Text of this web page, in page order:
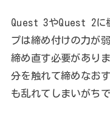
Quest 3やQuest 2に
プは締め付けの力が
締め直す必要があり
分を触れて締めなお
も乱れてしまいがちで